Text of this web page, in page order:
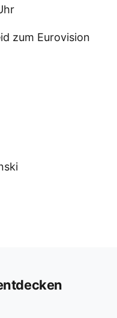
zum Eurovision